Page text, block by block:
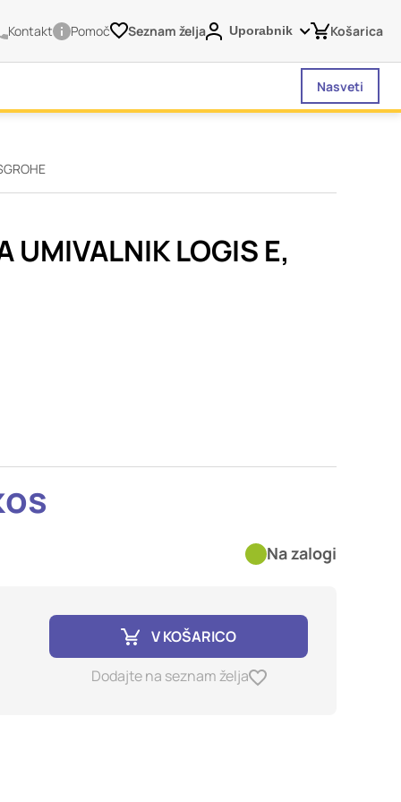
Kontakt Pomoč Seznam želja Uporabnik Košarica
Nasveti
UMIVALNIK LOGIS E,
Na zalogi
V KOŠARICO
Dodajte na seznam želja
brskalnika,
ne
uporabniško
si ogledate več
na vašo uporabo
Običajno
nastavitev
te piškotke ali
in
so združeni in
mesto.
lahko uporabljajo za
na drugih spletnih